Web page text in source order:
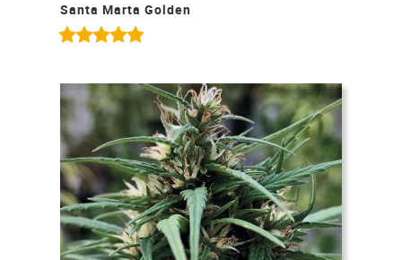
Santa Marta Golden